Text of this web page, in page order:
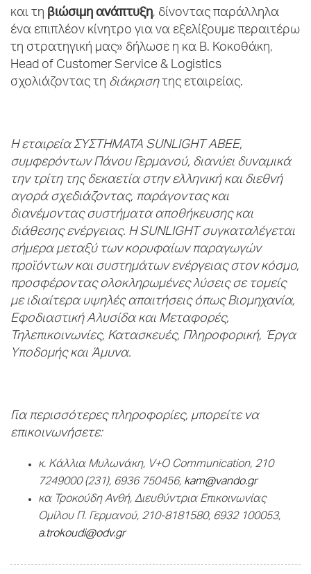
και τη βιώσιμη ανάπτυξη, δίνοντας παράλληλα
ένα επιπλέον κίνητρο για να εξελίξουμε περαιτέρω
τη στρατηγική μας» δήλωσε η κα Β. Κοκοθάκη,
Head of Customer Service & Logistics
σχολιάζοντας τη διάκρισητης εταιρείας.
Hεταιρεία ΣΥΣΤΗΜΑΤΑ SUNLIGHT ΑΒΕΕ,
συμφερόντων Πάνου Γερμανού, διανύει δυναμικά
την τρίτη της δεκαετία στην ελληνική και διεθνή
αγορά σχεδιάζοντας, παράγοντας και
διανέμοντας συστήματα αποθήκευσης και
διάθεσης ενέργειας. ΗSUNLIGHT συγκαταλέγεται
σήμερα μεταξύ των κορυφαίων παραγωγών
προϊόντων και συστημάτων ενέργειας στον κόσμο,
προσφέροντας ολοκληρωμένες λύσεις σε τομείς
με ιδιαίτερα υψηλές απαιτήσεις όπως Βιομηχανία,
Εφοδιαστική Αλυσίδα και Μεταφορές,
Τηλεπικοινωνίες, Κατασκευές, Πληροφορική, Έργα
Υποδομής και Άμυνα.
Για περισσότερες πληροφορίες, μπορείτε να
επικοινωνήσετε:
κ. Κάλλια Μυλωνάκη, V+O Communication, 210
7249000 (231), 6936 750456, kam@vando.gr
κα Τροκούδη Ανθή, Διευθύντρια Επικοινωνίας
Ομίλου Π. Γερμανού, 210-8181580, 6932 100053,
a.trokoudi@odv.gr